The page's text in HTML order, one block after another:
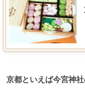
京都といえば今宮神